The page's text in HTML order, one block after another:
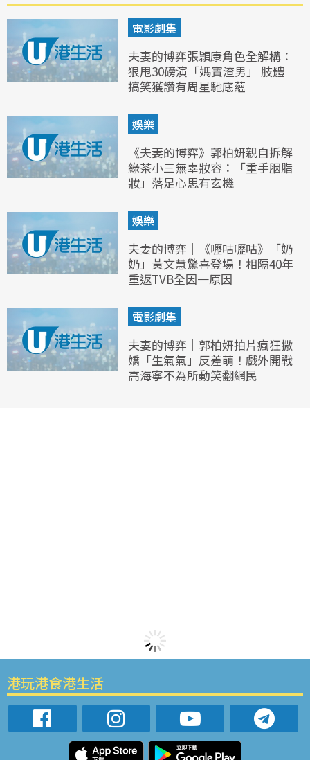
電影劇集
夫妻的博弈張頴康角色全解構：
狠甩30磅演「媽寶渣男」 肢體
搞笑獲讚有周星馳底蘊
娛樂
《夫妻的博弈》郭柏妍親自拆解
綠茶小三無辜妝容：「重手胭脂
妝」落足心思有玄機
娛樂
夫妻的博弈｜《嚦咕嚦咕》「奶
奶」黃文慧驚喜登場！相隔40年
重返TVB全因一原因
電影劇集
夫妻的博弈｜郭柏妍拍片瘋狂撒
嬌「生氣氣」反差萌！戲外開戰
高海寧不為所動笑翻網民
港玩港食港生活